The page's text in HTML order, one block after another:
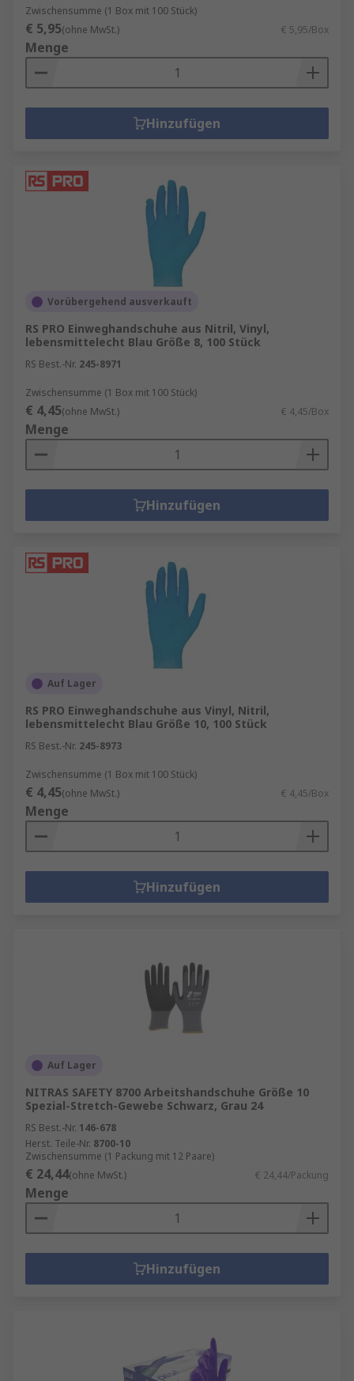
Zwischensumme (1 Box mit 100 Stück)
€ 5,95(ohne MwSt.) € 5,95/Box
Menge
Hinzufügen
Vorübergehend ausverkauft
RS PRO Einweghandschuhe aus Nitril, Vinyl,
lebensmittelecht Blau Größe 8, 100 Stück
RS Best.-Nr. 245-8971
Zwischensumme (1 Box mit 100 Stück)
€ 4,45(ohne MwSt.) € 4,45/Box
Menge
Hinzufügen
Auf Lager
RS PRO Einweghandschuhe aus Vinyl, Nitril,
lebensmittelecht Blau Größe 10, 100 Stück
RS Best.-Nr. 245-8973
Zwischensumme (1 Box mit 100 Stück)
€ 4,45(ohne MwSt.) € 4,45/Box
Menge
Hinzufügen
Auf Lager
NITRAS SAFETY 8700 Arbeitshandschuhe Größe 10
Spezial-Stretch-Gewebe Schwarz, Grau 24
RS Best.-Nr. 146-678
Herst. Teile-Nr. 8700-10
Zwischensumme (1 Packung mit 12 Paare)
€ 24,44(ohne MwSt.) € 24,44/Packung
Menge
Hinzufügen